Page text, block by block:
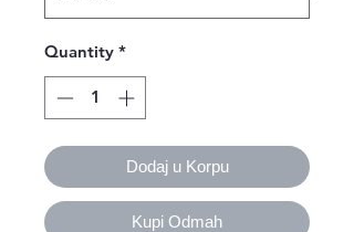
Quantity *
Dodaj u Korpu
Kupi Odmah